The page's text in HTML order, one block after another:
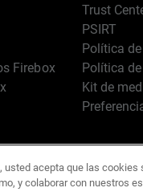
Firebox
Trust
PSIRT
Política
Política
Kit de
Copyright © 1996-
usted acepta que las
y colaborar con nuestros